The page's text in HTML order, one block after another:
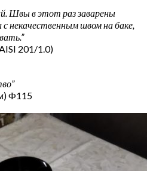
Швы в этот раз заварены
некачественным швом на баке,
201/1.0)
Ф115